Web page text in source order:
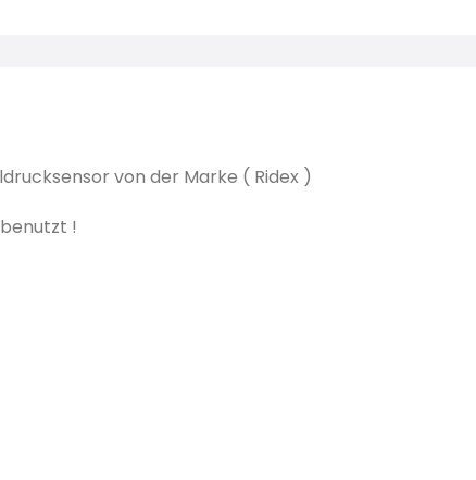
von der Marke ( Ridex )
!